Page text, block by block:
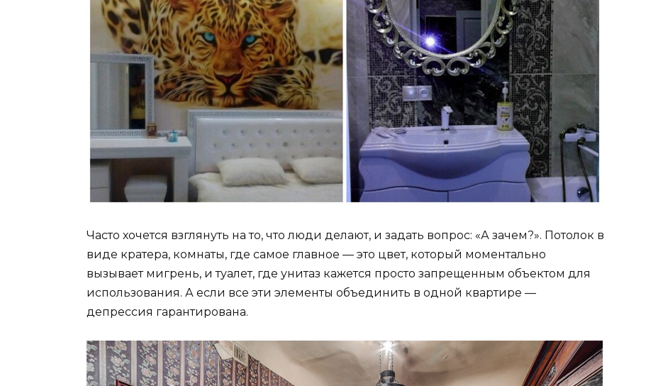
Часто хочется взглянуть на то, что люди делают, и задать вопрос: «А зачем?». Потолок в
виде кратера, комнаты, где самое главное — это цвет, который моментально
вызывает мигрень, и туалет, где унитаз кажется просто запрещенным объектом для
использования. А если все эти элементы объединить в одной квартире —
депрессия гарантирована.